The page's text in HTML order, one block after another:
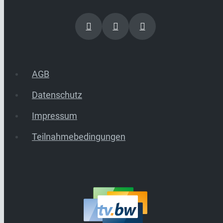
AGB
Datenschutz
Impressum
Teilnahmebedingungen